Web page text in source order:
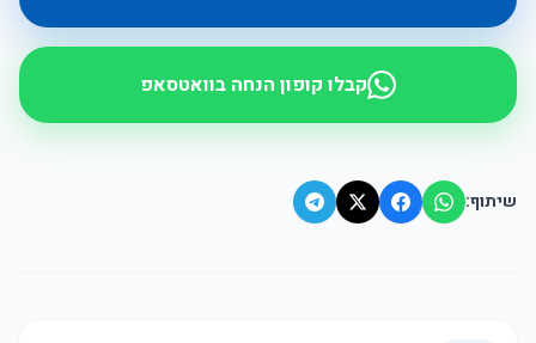
קבלו קופון הנחה בוואטסאפ
שיתוף: